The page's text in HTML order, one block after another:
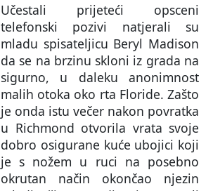
Učestali prijeteći opsceni
telefonski pozivi natjerali su
mladu spisateljicu Beryl Madison
da se na brzinu skloni iz grada na
sigurno, u daleku anonimnost
malih otoka oko rta Floride. Zašto
je onda istu večer nakon povratka
u Richmond otvorila vrata svoje
dobro osigurane kuće ubojici koji
je s nožem u ruci na posebno
okrutan način okončao njezin